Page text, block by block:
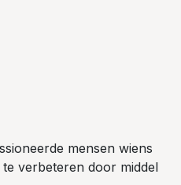
mensen wiens
verbeteren door middel